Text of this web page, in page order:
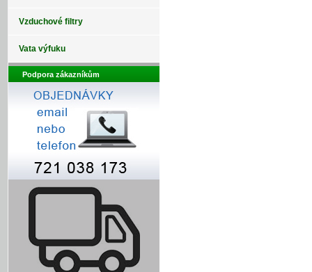
Vzduchové filtry
Vata výfuku
Podpora zákazníkům